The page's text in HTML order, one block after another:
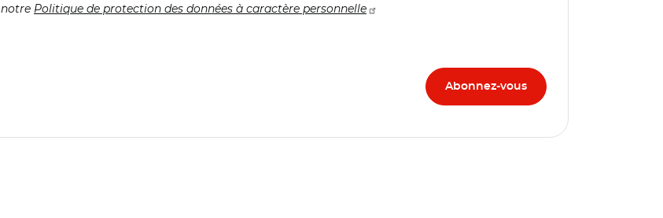
notre Politique de protection des données à caractère personnelle